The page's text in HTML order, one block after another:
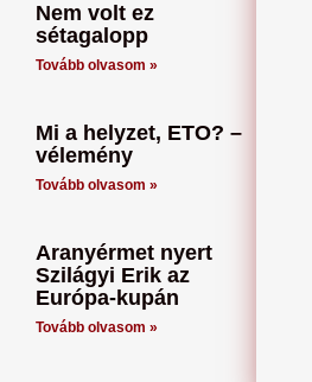
Nem volt ez
sétagalopp
Tovább olvasom »
Mi a helyzet, ETO? –
vélemény
Tovább olvasom »
Aranyérmet nyert
Szilágyi Erik az
Európa-kupán
Tovább olvasom »